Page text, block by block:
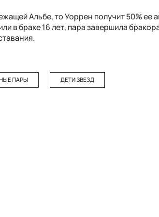
Альбе, то Уоррен получит 50% ее
в браке 16 лет, пара завершила
ПАРЫ ДЕТИ ЗВЕЗД